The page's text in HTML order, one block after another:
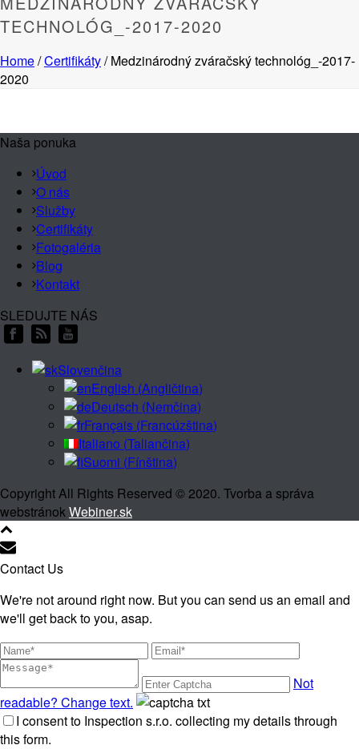
TECHNOLÓG_-2017-2020
Home/Certifikáty/ Medzinárodný zváračský technológ_-2017-
2020
Naša ponuka
Úvod
O nás
Služby
Certifikáty
Fotogaléria
Blog
Kontakt
SLEDUJTE NÁS
Slovenčina
English (Angličtina)
Deutsch (Nemčina)
Français (Francúzština)
Italiano (Taliančina)
Suomi (Fínština)
Copyright All Rights Reserved © 2020. Tvorba a správa
webstránokWebiner.sk
Contact Us
We're not around right now. But you can send us an email and
we'll get back to you, asap.
Not
readable? Change text.
I consent to Inspection s.r.o. collecting my details through
this form.